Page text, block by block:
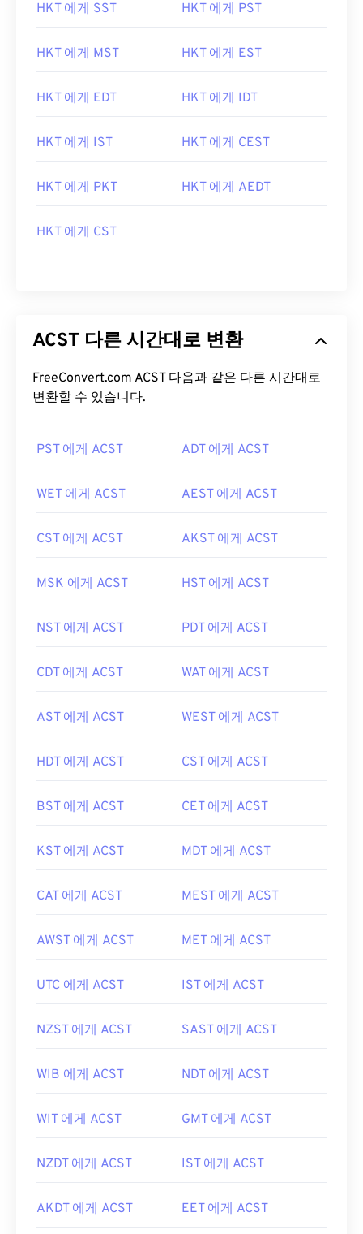
HKT 에게 SST HKT 에게 PST
HKT 에게 MST HKT 에게 EST
HKT 에게 EDT HKT 에게 IDT
HKT 에게 IST HKT 에게 CEST
HKT 에게 PKT HKT 에게 AEDT
HKT 에게 CST
ACST 다른 시간대로 변환
FreeConvert.com ACST 다음과 같은 다른 시간대로
변환할 수 있습니다.
PST 에게 ACST ADT 에게 ACST
WET 에게 ACST AEST 에게 ACST
CST 에게 ACST AKST 에게 ACST
MSK 에게 ACST HST 에게 ACST
NST 에게 ACST PDT 에게 ACST
CDT 에게 ACST WAT 에게 ACST
AST 에게 ACST WEST 에게 ACST
HDT 에게 ACST CST 에게 ACST
BST 에게 ACST CET 에게 ACST
KST 에게 ACST MDT 에게 ACST
CAT 에게 ACST MEST 에게 ACST
AWST 에게 ACST MET 에게 ACST
UTC 에게 ACST IST 에게 ACST
NZST 에게 ACST SAST 에게 ACST
WIB 에게 ACST NDT 에게 ACST
WIT 에게 ACST GMT 에게 ACST
NZDT 에게 ACST IST 에게 ACST
AKDT 에게 ACST EET 에게 ACST